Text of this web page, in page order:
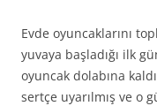
Evde oyuncaklarını
yuvaya başladığı ilk
oyuncak dolabına
sertçe uyarılmış ve o